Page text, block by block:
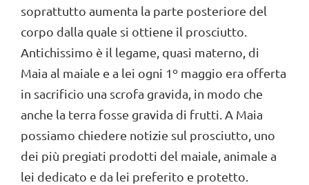
soprattutto aumenta la parte posteriore del
corpo dalla quale si ottiene il prosciutto.
Antichissimo è il legame, quasi materno, di
Maia al maiale e a lei ogni 1º maggio era offerta
in sacrificio una scrofa gravida, in modo che
anche la terra fosse gravida di frutti. A Maia
possiamo chiedere notizie sul prosciutto, uno
dei più pregiati prodotti del maiale, animale a
lei dedicato e da lei preferito e protetto.